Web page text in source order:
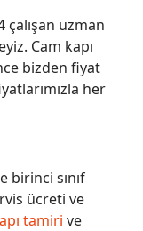
çalışan uzman
Cam kapı
bizden fiyat
her
birinci sınıf
ücreti ve
tamiri ve